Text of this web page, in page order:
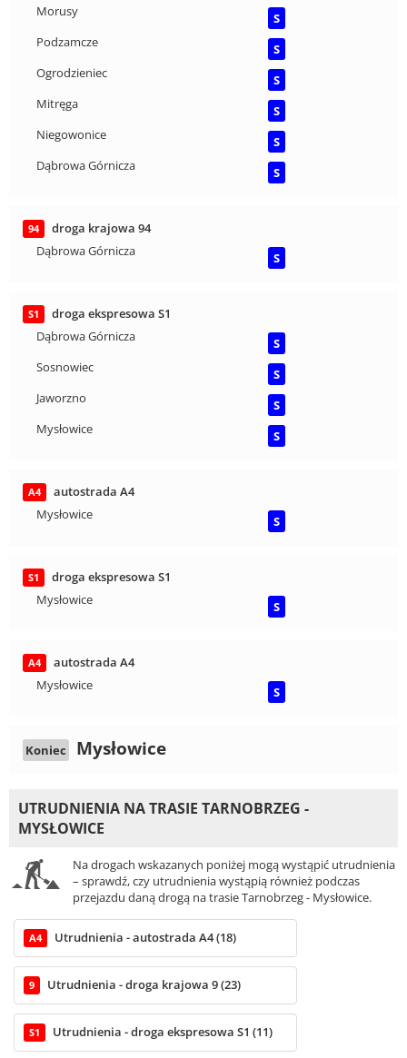
Morusy
S
Podzamcze
S
Ogrodzieniec
S
Mitręga
S
Niegowonice
S
Dąbrowa Górnicza
S
94
droga krajowa 94
Dąbrowa Górnicza
S
S1
droga ekspresowa S1
Dąbrowa Górnicza
S
Sosnowiec
S
Jaworzno
S
Mysłowice
S
A4
autostrada A4
Mysłowice
S
S1
droga ekspresowa S1
Mysłowice
S
A4
autostrada A4
Mysłowice
S
Koniec Mysłowice
UTRUDNIENIA NA TRASIE TARNOBRZEG -
MYSŁOWICE
Na drogach wskazanych poniżej mogą wystąpić utrudnienia
– sprawdź, czy utrudnienia wystąpią również podczas
przejazdu daną drogą na trasie Tarnobrzeg - Mysłowice.
A4 Utrudnienia - autostrada A4 (18)
9 Utrudnienia - droga krajowa 9 (23)
S1 Utrudnienia - droga ekspresowa S1 (11)